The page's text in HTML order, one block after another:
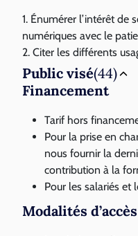
1. Énumérer l’intérêt de
numériques avec le
2. Citer les différents
Public visé(44)
Financement
Tarif hors
Pour la prise en
nous fournir la
contribution à la
Pour les salariés et
Modalités